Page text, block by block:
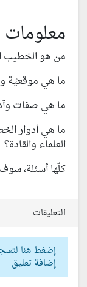
من هو الخطيب
ما هي موقعيّة
ما هي صفات
ما هي أدوار
العلماء والقادة؟
كلّها أسئلة،
التعليقات
إضغط هنا
إضافة تعليق